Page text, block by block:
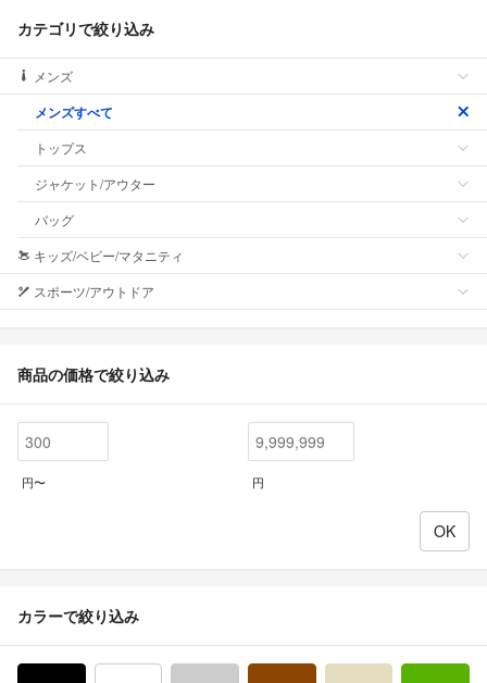
カテゴリで絞り込み
メンズ
メンズすべて
トップス
ジャケット/アウター
バッグ
キッズ/ベビー/マタニティ
スポーツ/アウトドア
商品の価格で絞り込み
円〜 円
カラーで絞り込み